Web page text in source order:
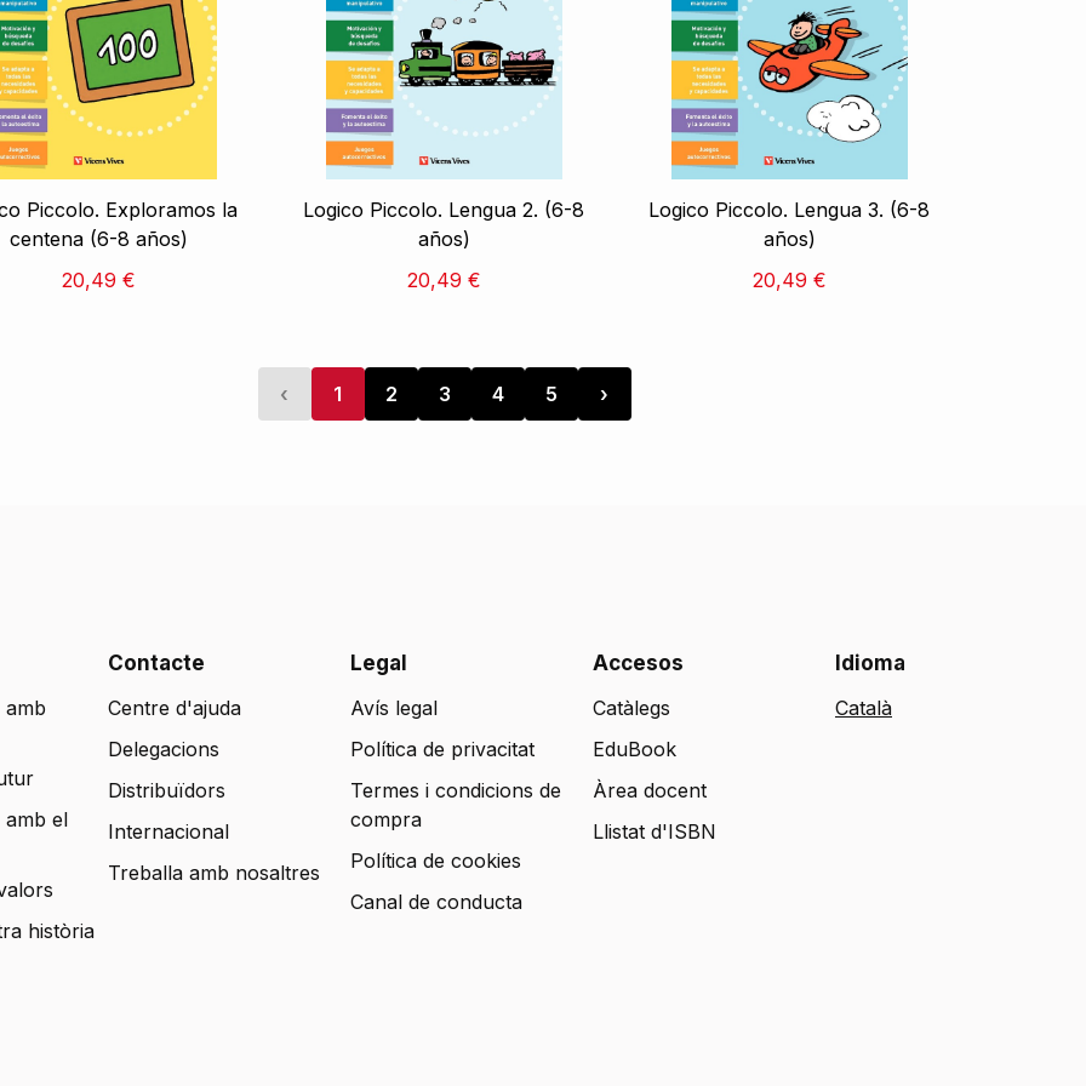
Piccolo. Exploramos la
centena (6-8 años)
20,49 €
Logico Piccolo. Lengua 2. (6-8
años)
20,49 €
Logico Piccolo. Lengua 3. (6-8
años)
20,49 €
‹ 1 2 3 4 5 ›
amb
amb el
història
Contacte
Centre d'ajuda
Delegacions
Distribuïdors
Internacional
Treballa amb nosaltres
Legal
Avís legal
Política de privacitat
Termes i condicions de
compra
Política de cookies
Canal de conducta
Accesos
Catàlegs
EduBook
Àrea docent
Llistat d'ISBN
Idioma